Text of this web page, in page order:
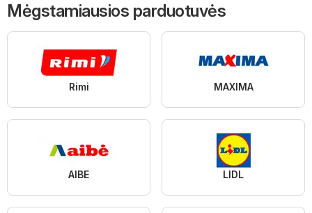
Mėgstamiausios parduotuvės
Rimi MAXIMA
AIBE LIDL